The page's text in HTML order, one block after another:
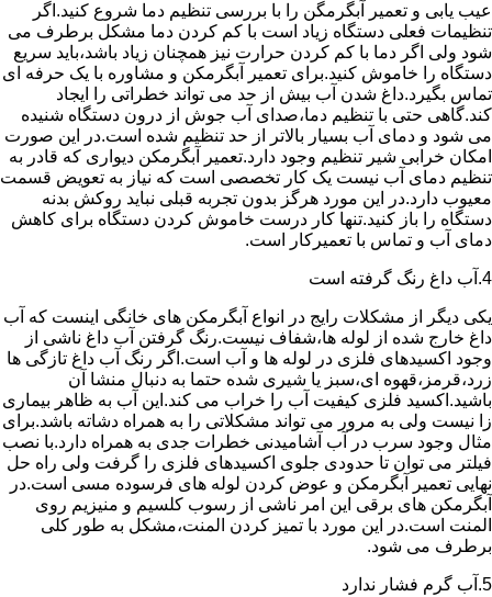
عیب یابی و تعمیر آبگرمگن را با بررسی تنظیم دما شروع کنید.اگر
تنظیمات فعلی دستگاه زیاد است با کم کردن دما مشکل برطرف می
شود ولی اگر دما با کم کردن حرارت نیز همچنان زیاد باشد،باید سریع
دستگاه را خاموش کنید.برای تعمیر آبگرمکن و مشاوره با یک حرفه ای
تماس بگیرد.داغ شدن آب بیش از حد می تواند خطراتی را ایجاد
کند.گاهی حتی با تنظیم دما،صدای آب جوش از درون دستگاه شنیده
می شود و دمای آب بسیار بالاتر از حد تنظیم شده است.در این صورت
امکان خرابی شیر تنظیم وجود دارد.تعمیر آبگرمکن دیواری که قادر به
تنظیم دمای آب نیست یک کار تخصصی است که نیاز به تعویض قسمت
معیوب دارد.در این مورد هرگز بدون تجربه قبلی نباید روکش بدنه
دستگاه را باز کنید.تنها کار درست خاموش کردن دستگاه برای کاهش
دمای آب و تماس با تعمیرکار است.
4.آب داغ رنگ گرفته است
یکی دیگر از مشکلات رایج در انواع آبگرمکن های خانگی اینست که آب
داغ خارج شده از لوله ها،شفاف نیست.رنگ گرفتن آب داغ ناشی از
وجود اکسیدهای فلزی در لوله ها و آب است.اگر رنگ آب داغ تازگی ها
زرد،قرمز،قهوه ای،سبز یا شیری شده حتما به دنبال منشا آن
باشید.اکسید فلزی کیفیت آب را خراب می کند.این آب به ظاهر بیماری
زا نیست ولی به مرور می تواند مشکلاتی را به همراه دشاته باشد.برای
مثال وجود سرب در آب آشامیدنی خطرات جدی به همراه دارد.با نصب
فیلتر می توان تا حدودی جلوی اکسیدهای فلزی را گرفت ولی راه حل
نهایی تعمیر آبگرمکن و عوض کردن لوله های فرسوده مسی است.در
آبگرمکن های برقی این امر ناشی از رسوب کلسیم و منیزیم روی
المنت است.در این مورد با تمیز کردن المنت،مشکل به طور کلی
برطرف می شود.
5.آب گرم فشار ندارد